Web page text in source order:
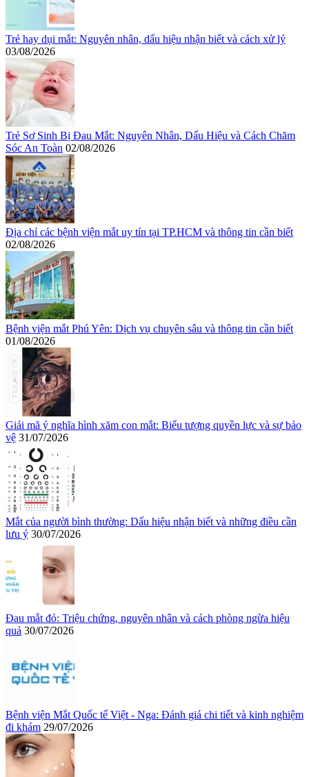
Trẻ hay dụi mắt: Nguyên nhân, dấu hiệu nhận biết và cách xử lý
03/08/2026
Trẻ Sơ Sinh Bị Đau Mắt: Nguyên Nhân, Dấu Hiệu và Cách Chăm
Sóc An Toàn 02/08/2026
Địa chỉ các bệnh viện mắt uy tín tại TP.HCM và thông tin cần biết
02/08/2026
Bệnh viện mắt Phú Yên: Dịch vụ chuyên sâu và thông tin cần biết
01/08/2026
Giải mã ý nghĩa hình xăm con mắt: Biểu tượng quyền lực và sự bảo
vệ 31/07/2026
Mắt của người bình thường: Dấu hiệu nhận biết và những điều cần
lưu ý 30/07/2026
Đau mắt đỏ: Triệu chứng, nguyên nhân và cách phòng ngừa hiệu
quả 30/07/2026
Bệnh viện Mắt Quốc tế Việt - Nga: Đánh giá chi tiết và kinh nghiệm
đi khám 29/07/2026